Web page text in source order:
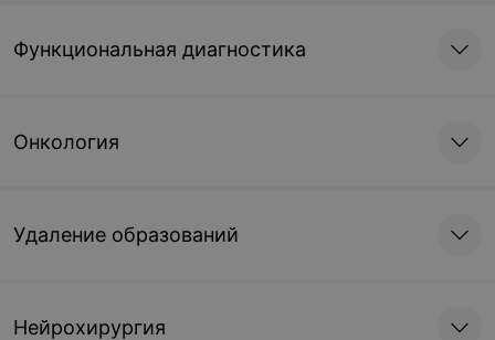
Функциональная диагностика
Онкология
Удаление образований
Нейрохирургия